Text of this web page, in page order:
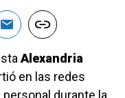
Alexandria
en las redes
durante la